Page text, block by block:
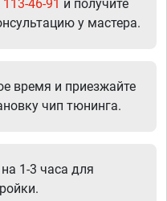
46-91 и получите
у мастера.
время и приезжайте
чип тюнинга.
1-3 часа для